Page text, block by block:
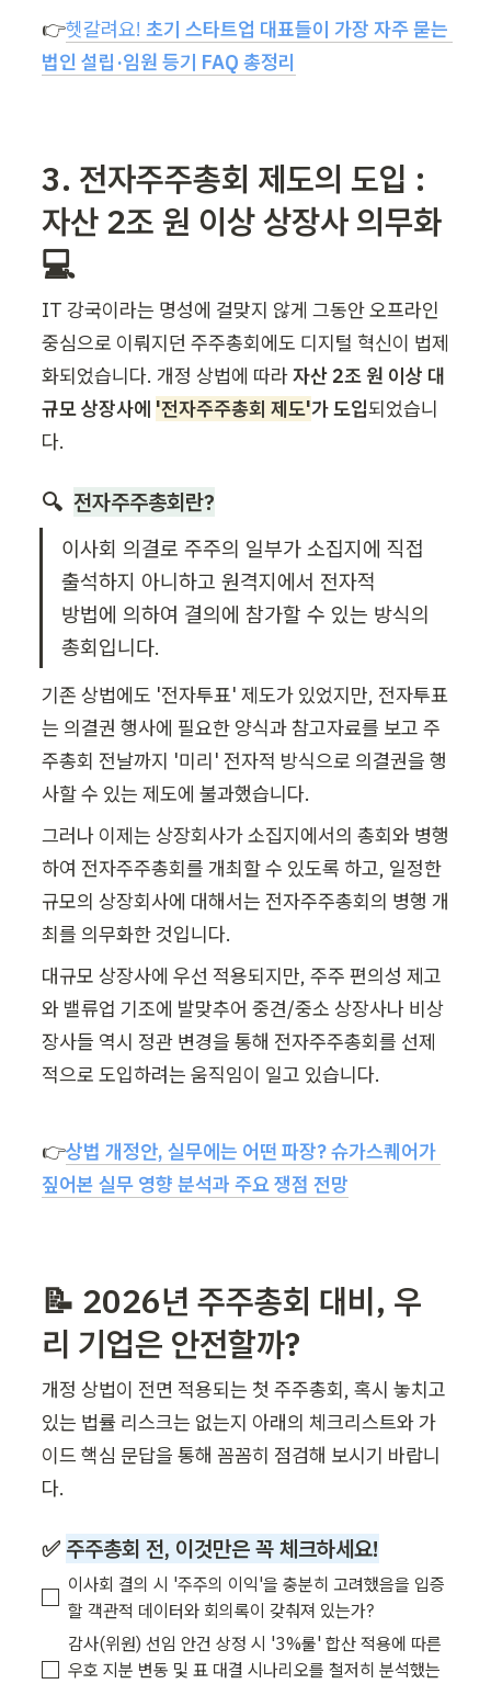
👉헷갈려요! 초기 스타트업 대표들이 가장 자주 묻는
법인 설립·임원 등기 FAQ 총정리
3. 전자주주총회 제도의 도입 :
자산 2조 원 이상 상장사 의무화
💻
IT 강국이라는 명성에 걸맞지 않게 그동안 오프라인
중심으로 이뤄지던 주주총회에도 디지털 혁신이 법제
화되었습니다. 개정 상법에 따라 자산 2조 원 이상 대
규모 상장사에 '전자주주총회 제도'가 도입되었습니
다.
🔍 전자주주총회란?
이사회 의결로 주주의 일부가 소집지에 직접
출석하지 아니하고 원격지에서 전자적
방법에 의하여 결의에 참가할 수 있는 방식의
총회입니다.
기존 상법에도 '전자투표' 제도가 있었지만, 전자투표
는 의결권 행사에 필요한 양식과 참고자료를 보고 주
주총회 전날까지 '미리' 전자적 방식으로 의결권을 행
사할 수 있는 제도에 불과했습니다.
그러나 이제는 상장회사가 소집지에서의 총회와 병행
하여 전자주주총회를 개최할 수 있도록 하고, 일정한
규모의 상장회사에 대해서는 전자주주총회의 병행 개
최를 의무화한 것입니다.
대규모 상장사에 우선 적용되지만, 주주 편의성 제고
와 밸류업 기조에 발맞추어 중견/중소 상장사나 비상
장사들 역시 정관 변경을 통해 전자주주총회를 선제
적으로 도입하려는 움직임이 일고 있습니다.
👉상법 개정안, 실무에는 어떤 파장? 슈가스퀘어가
짚어본 실무 영향 분석과 주요 쟁점 전망
📝 2026년 주주총회 대비, 우
리 기업은 안전할까?
개정 상법이 전면 적용되는 첫 주주총회, 혹시 놓치고
있는 법률 리스크는 없는지 아래의 체크리스트와 가
이드 핵심 문답을 통해 꼼꼼히 점검해 보시기 바랍니
다.
✅ 주주총회 전, 이것만은 꼭 체크하세요!
이사회 결의 시 '주주의 이익'을 충분히 고려했음을 입증
할 객관적 데이터와 회의록이 갖춰져 있는가?
감사(위원) 선임 안건 상정 시 '3%룰' 합산 적용에 따른
우호 지분 변동 및 표 대결 시나리오를 철저히 분석했는